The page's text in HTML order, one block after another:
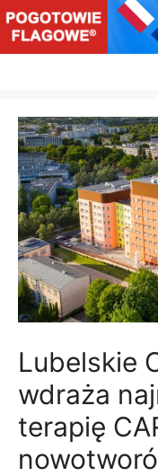
Przejdź
do
treści
Lubelskie
wdraża
terapię